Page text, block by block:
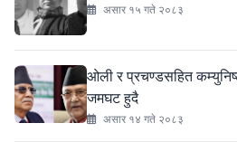
असार १५ गते २०८३
ओली र प्रचण्डसहित
जमघट हुदै
असार १४ गते २०८३